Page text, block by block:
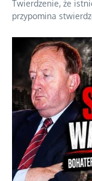
Twierdzenie, że
przypomina